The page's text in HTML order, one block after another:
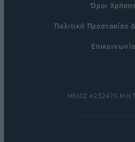
Όροι Χρήσης
Πολιτική Προστασίας
Επικοινωνία
ΜΕΛΟΣ #232470